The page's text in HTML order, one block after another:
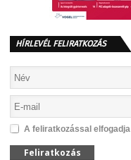
HÍRLEVÉL FELIRATKOZÁS
A feliratkozással elfogadja
Feliratkozás